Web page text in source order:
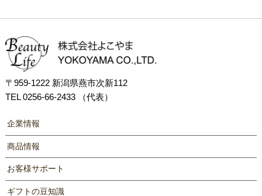
〒959-1222 新潟県燕市次新112
TEL 0256-66-2433 （代表）
企業情報
商品情報
お客様サポート
ギフトの豆知識